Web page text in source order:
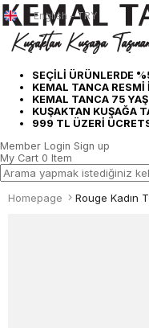
SEÇİLİ ÜRÜNLERDE
KEMAL TANCA
KEMAL TANCA 75
KUŞAKTAN KUŞAĞA
999 TL ÜZERİ
English - TRY
Member Login Sign up
My Cart 0 Item
Homepage